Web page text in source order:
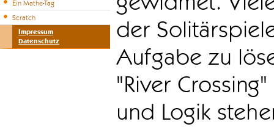
Ein Mathe-Tag
Scratch
Impressum
Datenschutz
der
Aufgabe zu
"River
und Logik